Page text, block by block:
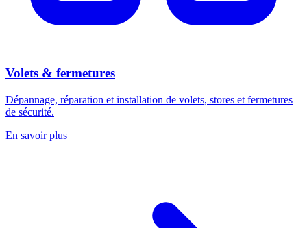
Volets & fermetures
Dépannage, réparation et installation de volets, stores et fermetures
de sécurité.
En savoir plus